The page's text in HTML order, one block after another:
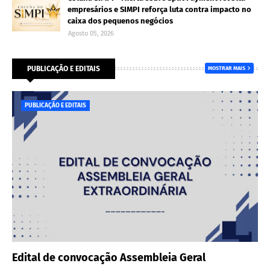
empresários e SIMPI reforça luta contra impacto no
caixa dos pequenos negócios
Agosto 05, 2026
PUBLICAÇÃO E EDITAIS MOSTRAR MAIS
PUBLICAÇÃO E EDITAIS
Edital de convocação Assembleia Geral